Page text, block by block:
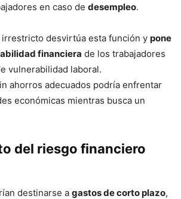
en caso de desempleo.
desvirtúa esta función y pone
financiera de los trabajadores
vulnerabilidad laboral.
ahorros adecuados podría enfrentar
económicas mientras busca un
del riesgo financiero
destinarse a gastos de corto plazo,